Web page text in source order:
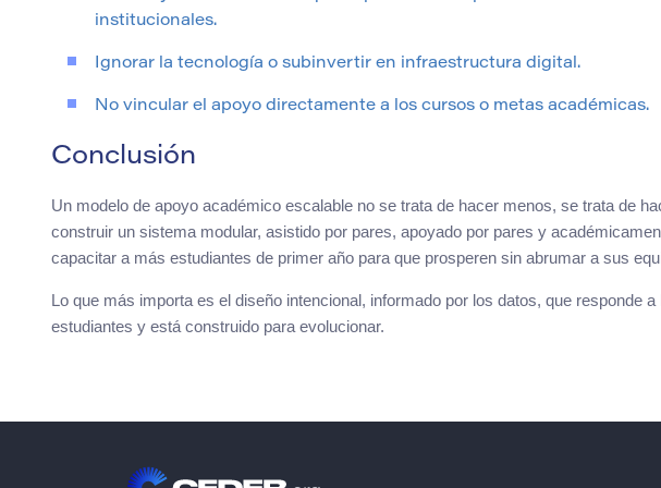
institucionales.
Ignorar la tecnología o subinvertir en infraestructura digital.
No vincular el apoyo directamente a los cursos o metas académicas.
Conclusión
Un modelo de apoyo académico escalable no se trata de hacer menos, se trata de
construir un sistema modular, asistido por pares, apoyado por pares y
capacitar a más estudiantes de primer año para que prosperen sin abrumar a sus
Lo que más importa es el diseño intencional, informado por los datos, que responde
estudiantes y está construido para evolucionar.